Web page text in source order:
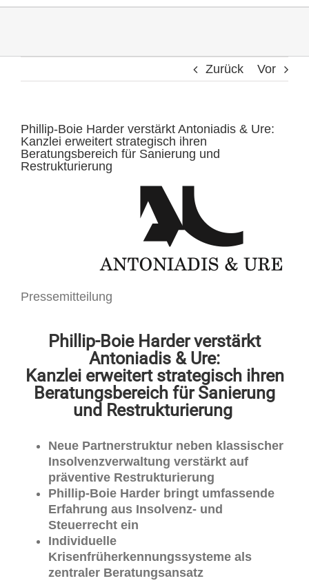
Zurück Vor
Phillip-Boie Harder verstärkt Antoniadis & Ure:
Kanzlei erweitert strategisch ihren
Beratungsbereich für Sanierung und
Restrukturierung
Pressemitteilung
Phillip-Boie Harder verstärkt
Antoniadis & Ure:
Kanzlei erweitert strategisch ihren
Beratungsbereich für Sanierung
und Restrukturierung
Neue Partnerstruktur neben klassischer
Insolvenzverwaltung verstärkt auf
präventive Restrukturierung
Phillip-Boie Harder bringt umfassende
Erfahrung aus Insolvenz- und
Steuerrecht ein
Individuelle
Krisenfrüherkennungssysteme als
zentraler Beratungsansatz